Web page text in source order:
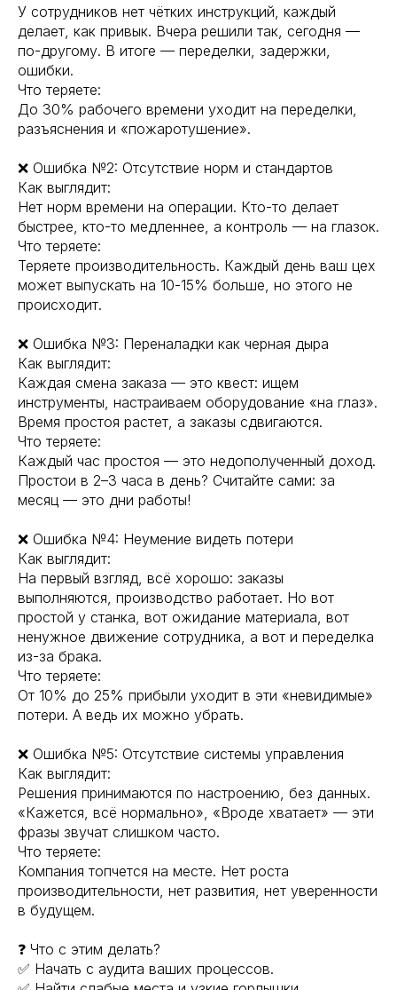
У сотрудников нет чётких инструкций, каждый
делает, как привык. Вчера решили так, сегодня —
по-другому. В итоге — переделки, задержки,
ошибки.
Что теряете:
До 30% рабочего времени уходит на переделки,
разъяснения и «пожаротушение».
❌ Ошибка №2: Отсутствие норм и стандартов
Как выглядит:
Нет норм времени на операции. Кто-то делает
быстрее, кто-то медленнее, а контроль — на глазок.
Что теряете:
Теряете производительность. Каждый день ваш цех
может выпускать на 10-15% больше, но этого не
происходит.
❌ Ошибка №3: Переналадки как черная дыра
Как выглядит:
Каждая смена заказа — это квест: ищем
инструменты, настраиваем оборудование «на глаз».
Время простоя растет, а заказы сдвигаются.
Что теряете:
Каждый час простоя — это недополученный доход.
Простои в 2–3 часа в день? Считайте сами: за
месяц — это дни работы!
❌ Ошибка №4: Неумение видеть потери
Как выглядит:
На первый взгляд, всё хорошо: заказы
выполняются, производство работает. Но вот
простой у станка, вот ожидание материала, вот
ненужное движение сотрудника, а вот и переделка
из-за брака.
Что теряете:
От 10% до 25% прибыли уходит в эти «невидимые»
потери. А ведь их можно убрать.
❌ Ошибка №5: Отсутствие системы управления
Как выглядит:
Решения принимаются по настроению, без данных.
«Кажется, всё нормально», «Вроде хватает» — эти
фразы звучат слишком часто.
Что теряете:
Компания топчется на месте. Нет роста
производительности, нет развития, нет уверенности
в будущем.
❓ Что с этим делать?
✅ Начать с аудита ваших процессов.